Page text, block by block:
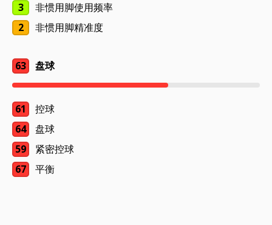
3
非惯用脚使用频率
2
非惯用脚精准度
63 盘球
61
控球
64
盘球
59
紧密控球
67
平衡